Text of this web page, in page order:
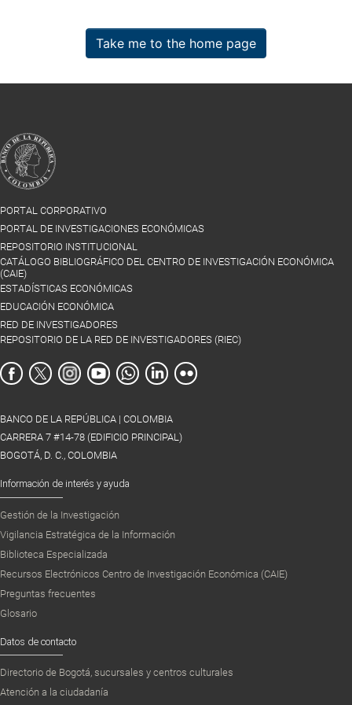
Take me to the home page
PORTAL CORPORATIVO
PORTAL DE INVESTIGACIONES ECONÓMICAS
REPOSITORIO INSTITUCIONAL
CATÁLOGO BIBLIOGRÁFICO DEL CENTRO DE INVESTIGACIÓN ECONÓMICA
(CAIE)
ESTADÍSTICAS ECONÓMICAS
EDUCACIÓN ECONÓMICA
RED DE INVESTIGADORES
REPOSITORIO DE LA RED DE INVESTIGADORES (RIEC)
BANCO DE LA REPÚBLICA | COLOMBIA
CARRERA 7 #14-78 (EDIFICIO PRINCIPAL)
BOGOTÁ, D. C., COLOMBIA
Información de interés y ayuda
Gestión de la Investigación
Vigilancia Estratégica de la Información
Biblioteca Especializada
Recursos Electrónicos Centro de Investigación Económica (CAIE)
Preguntas frecuentes
Glosario
Datos de contacto
Directorio de Bogotá, sucursales y centros culturales
Atención a la ciudadanía